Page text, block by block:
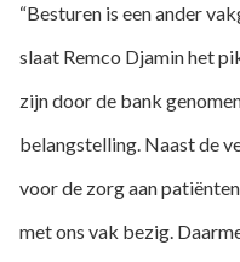
“Besturen is een ander
slaat Remco Djamin het
zijn door de bank
belangstelling. Naast de
voor de zorg aan
met ons vak bezig.